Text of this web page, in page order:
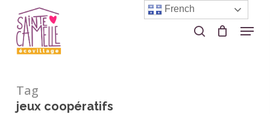
main
content
search Menu
Tag
jeux coopératifs
Close
French